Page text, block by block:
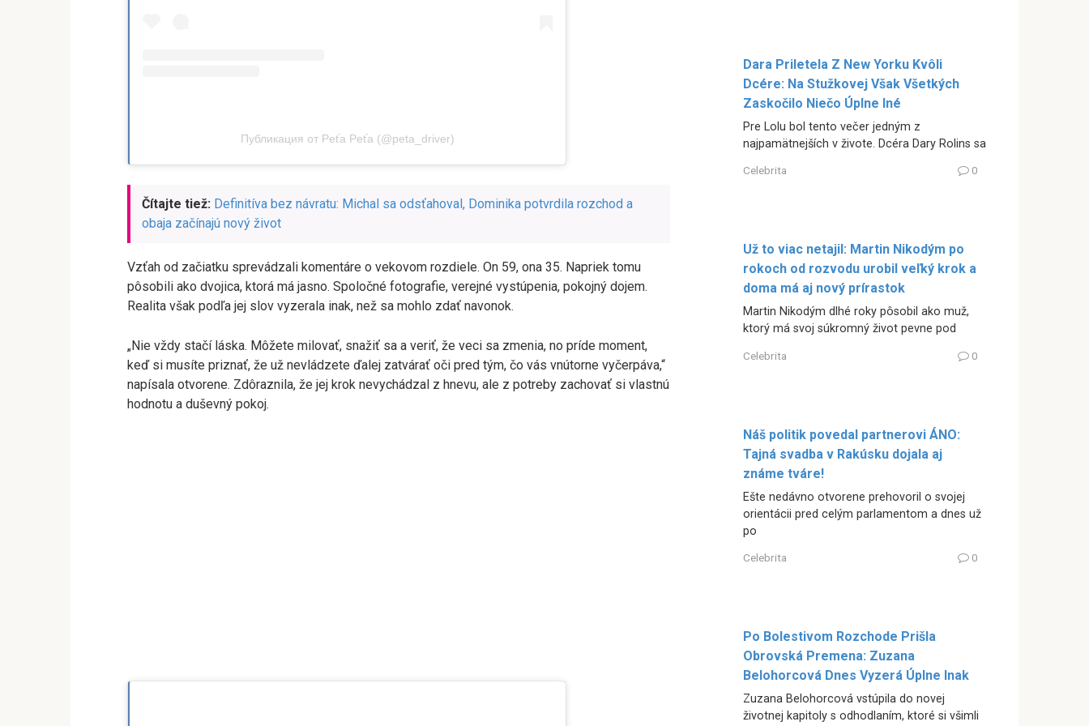
Публикация от Peťa Peťa (@peta_driver)
Čítajte tiež: Definitíva bez návratu: Michal sa odsťahoval, Dominika potvrdila rozchod a
obaja začínajú nový život
Vzťah od začiatku sprevádzali komentáre o vekovom rozdiele. On 59, ona 35. Napriek tomu
pôsobili ako dvojica, ktorá má jasno. Spoločné fotografie, verejné vystúpenia, pokojný dojem.
Realita však podľa jej slov vyzerala inak, než sa mohlo zdať navonok.
„Nie vždy stačí láska. Môžete milovať, snažiť sa a veriť, že veci sa zmenia, no príde moment,
keď si musíte priznať, že už nevládzete ďalej zatvárať oči pred tým, čo vás vnútorne vyčerpáva,“
napísala otvorene. Zdôraznila, že jej krok nevychádzal z hnevu, ale z potreby zachovať si vlastnú
hodnotu a duševný pokoj.
Dara Priletela Z New Yorku Kvôli
Dcére: Na Stužkovej Však Všetkých
Zaskočilo Niečo Úplne Iné
Pre Lolu bol tento večer jedným z
najpamätnejších v živote. Dcéra Dary Rolins sa
Celebrita 0
Už to viac netajil: Martin Nikodým po
rokoch od rozvodu urobil veľký krok a
doma má aj nový prírastok
Martin Nikodým dlhé roky pôsobil ako muž,
ktorý má svoj súkromný život pevne pod
Celebrita 0
Náš politik povedal partnerovi ÁNO:
Tajná svadba v Rakúsku dojala aj
známe tváre!
Ešte nedávno otvorene prehovoril o svojej
orientácii pred celým parlamentom a dnes už
po
Celebrita 0
Po Bolestivom Rozchode Prišla
Obrovská Premena: Zuzana
Belohorcová Dnes Vyzerá Úplne Inak
Zuzana Belohorcová vstúpila do novej
životnej kapitoly s odhodlaním, ktoré si všimli